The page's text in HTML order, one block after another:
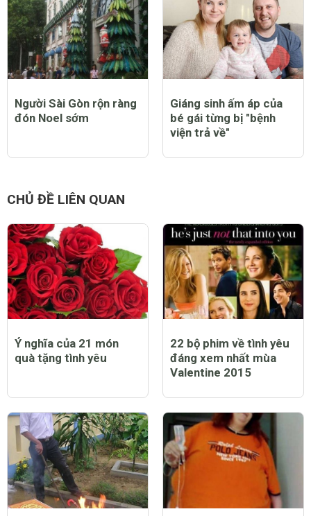
Người Sài Gòn rộn ràng
đón Noel sớm
Giáng sinh ấm áp của
bé gái từng bị "bệnh
viện trả về"
CHỦ ĐỀ LIÊN QUAN
Ý nghĩa của 21 món
quà tặng tình yêu
22 bộ phim về tình yêu
đáng xem nhất mùa
Valentine 2015